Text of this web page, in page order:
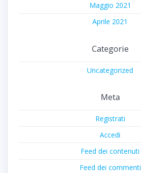
Maggio 2021
Aprile 2021
Categorie
Uncategorized
Meta
Registrati
Accedi
Feed dei contenuti
Feed dei commenti